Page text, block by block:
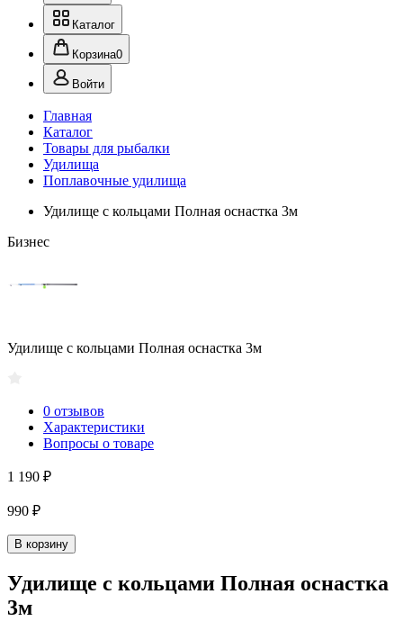
Каталог
Корзина0
Войти
Главная
Каталог
Товары для рыбалки
Удилища
Поплавочные удилища
Удилище с кольцами Полная оснастка 3м
Бизнес
Удилище с кольцами Полная оснастка 3м
0 отзывов
Характеристики
Вопросы о товаре
1 190 ₽
990 ₽
В корзину
Удилище с кольцами Полная оснастка
3м